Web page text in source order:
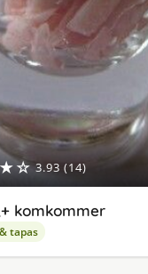
3.93 (14)
komkommer
tapas